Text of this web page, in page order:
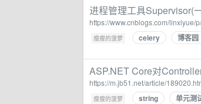
进程管理工具Supervisor(
https://www.cnblogs.com/linxiyue/
瘦瘦的菠萝 · celery 博客园
ASP.NET Core对
https://m.jb51.net/article/
瘦瘦的菠萝 · string 单元测